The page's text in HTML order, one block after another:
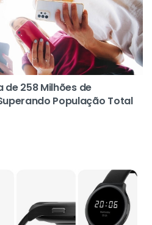
de 258 Milhões de
População Total